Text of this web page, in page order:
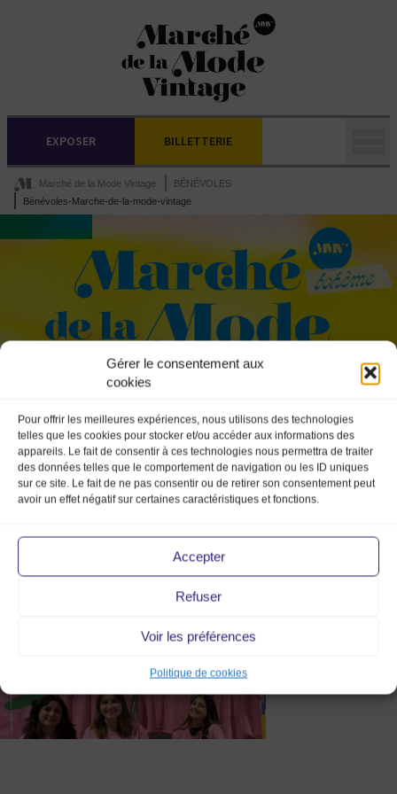
Gérer le consentement aux
cookies
Pour offrir les meilleures expériences, nous utilisons des technologies
telles que les cookies pour stocker et/ou accéder aux informations des
appareils. Le fait de consentir à ces technologies nous permettra de traiter
des données telles que le comportement de navigation ou les ID uniques
sur ce site. Le fait de ne pas consentir ou de retirer son consentement peut
avoir un effet négatif sur certaines caractéristiques et fonctions.
Accepter
Refuser
Voir les préférences
Politique de cookies
EXPOSER BILLETTERIE
Marché de la Mode Vintage
BÉNÉVOLES
Bénévoles-Marche-de-la-mode-vintage
Bénévoles-Marche-de-la-mode-
vintage